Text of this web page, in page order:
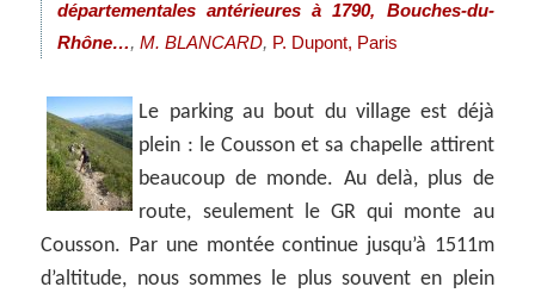
départementales antérieures à 1790, Bouches-du-
Rhône…,M. BLANCARD, P. Dupont, Paris
Le parking au bout du village est déjà
plein : le Cousson et sa chapelle attirent
beaucoup de monde. Au delà, plus de
route, seulement le GR qui monte au
Cousson. Par une montée continue jusqu’à 1511m
d’altitude, nous sommes le plus souvent en plein